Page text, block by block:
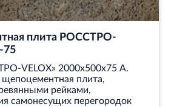
плита РОССТРО-
VELOX» 2000х500х75 А.
плита,
рейками,
самонесущих перегородок